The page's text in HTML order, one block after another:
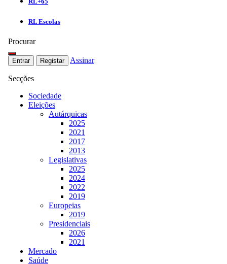
RL Escolas
Procurar
Entrar Registar Assinar
Secções
Sociedade
Eleições
Autárquicas
2025
2021
2017
2013
Legislativas
2025
2024
2022
2019
Europeias
2019
Presidenciais
2026
2021
Mercado
Saúde